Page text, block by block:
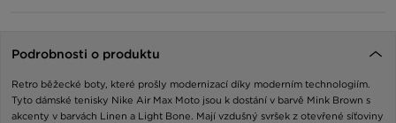
Podrobnosti o produktu
Retro běžecké boty, které prošly modernizací díky moderním technologiím.
Tyto dámské tenisky Nike Air Max Moto jsou k dostání v barvě Mink Brown s
akcenty v barvách Linen a Light Bone. Mají vzdušný svršek z otevřené síťoviny